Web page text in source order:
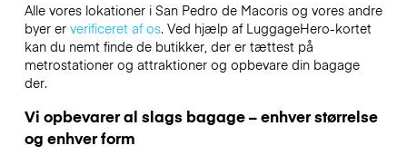
Alle vores lokationer i San Pedro de Macoris og vores andre
byer er verificeret af os. Ved hjælp af LuggageHero-kortet
kan du nemt finde de butikker, der er tættest på
metrostationer og attraktioner og opbevare din bagage
der.
Vi opbevarer al slags bagage – enhver størrelse
og enhver form